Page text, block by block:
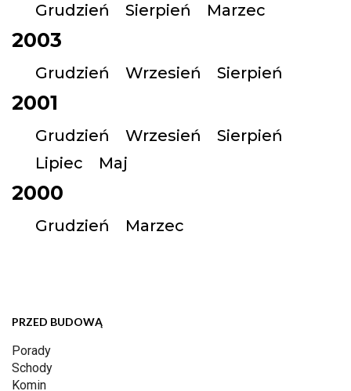
Grudzień Sierpień Marzec
2003
Grudzień Wrzesień Sierpień
2001
Grudzień Wrzesień
Sierpień
Lipiec
Maj
2000
Grudzień Marzec
PRZED BUDOWĄ
Porady
Schody
Komin